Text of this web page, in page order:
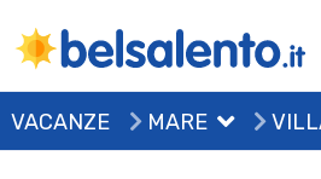
VACANZE MARE